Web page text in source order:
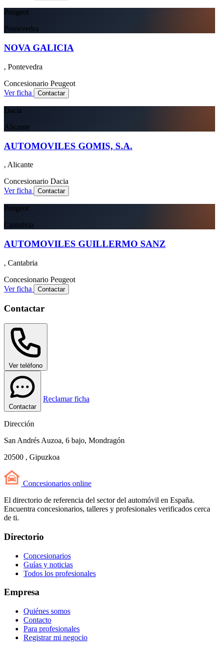
Peugeot
Pontevedra
NOVA GALICIA
, Pontevedra
Concesionario Peugeot
Ver ficha
Contactar
Dacia
Alicante
AUTOMOVILES GOMIS, S.A.
, Alicante
Concesionario Dacia
Ver ficha
Contactar
Peugeot
Cantabria
AUTOMOVILES GUILLERMO SANZ
, Cantabria
Concesionario Peugeot
Ver ficha
Contactar
Contactar
Ver teléfono
Contactar
Reclamar ficha
Dirección
San Andrés Auzoa, 6 bajo, Mondragón
20500 , Gipuzkoa
Concesionarios online
El directorio de referencia del sector del automóvil en España.
Encuentra concesionarios, talleres y profesionales verificados cerca
de ti.
Directorio
Concesionarios
Guías y noticias
Todos los profesionales
Empresa
Quiénes somos
Contacto
Para profesionales
Registrar mi negocio